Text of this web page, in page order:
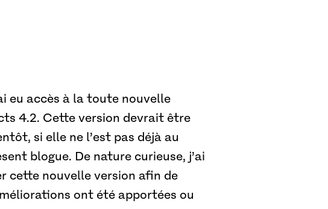
eu accès à la toute nouvelle
4.2. Cette version devrait être
si elle ne l’est pas déjà au
blogue. De nature curieuse, j’ai
cette nouvelle version afin de
ont été apportées ou